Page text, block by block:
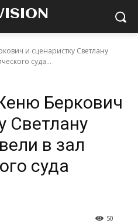
и сценаристку Светлану
суда...
Беркович
Светлану
в зал
суда
50